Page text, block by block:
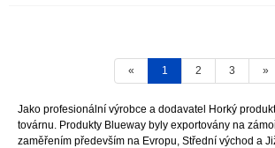
« 1 2 3 »
Jako profesionální výrobce a dodavatel Horký
továrnu. Produkty Blueway byly exportovány na
zaměřením především na Evropu, Střední východ a